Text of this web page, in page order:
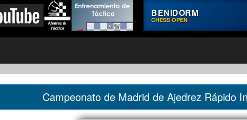
BENIDORM
CHESS OPEN
Campeonato de Madrid de Ajedrez Rápido